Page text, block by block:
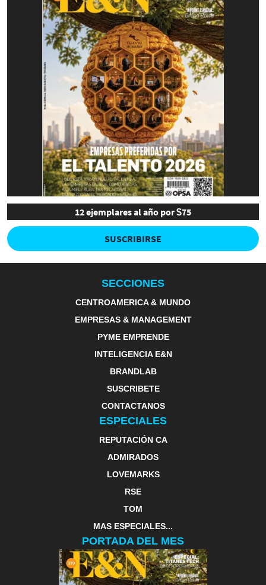
12 ejemplares al año por $75
SUSCRIBIRSE
SECCIONES
CENTROAMERICA & MUNDO
EMPRESAS & MANAGEMENT
PYME EMPRENDE
INTELIGENCIA E&N
BRANDLAB
SUSCRIBETE
CONTACTANOS
ESPECIALES
REPUTACIÓN CA
ADMIRADOS
LOVEMARKS
RSE
TOM
MAS ESPECIALES...
PORTADA DEL MES